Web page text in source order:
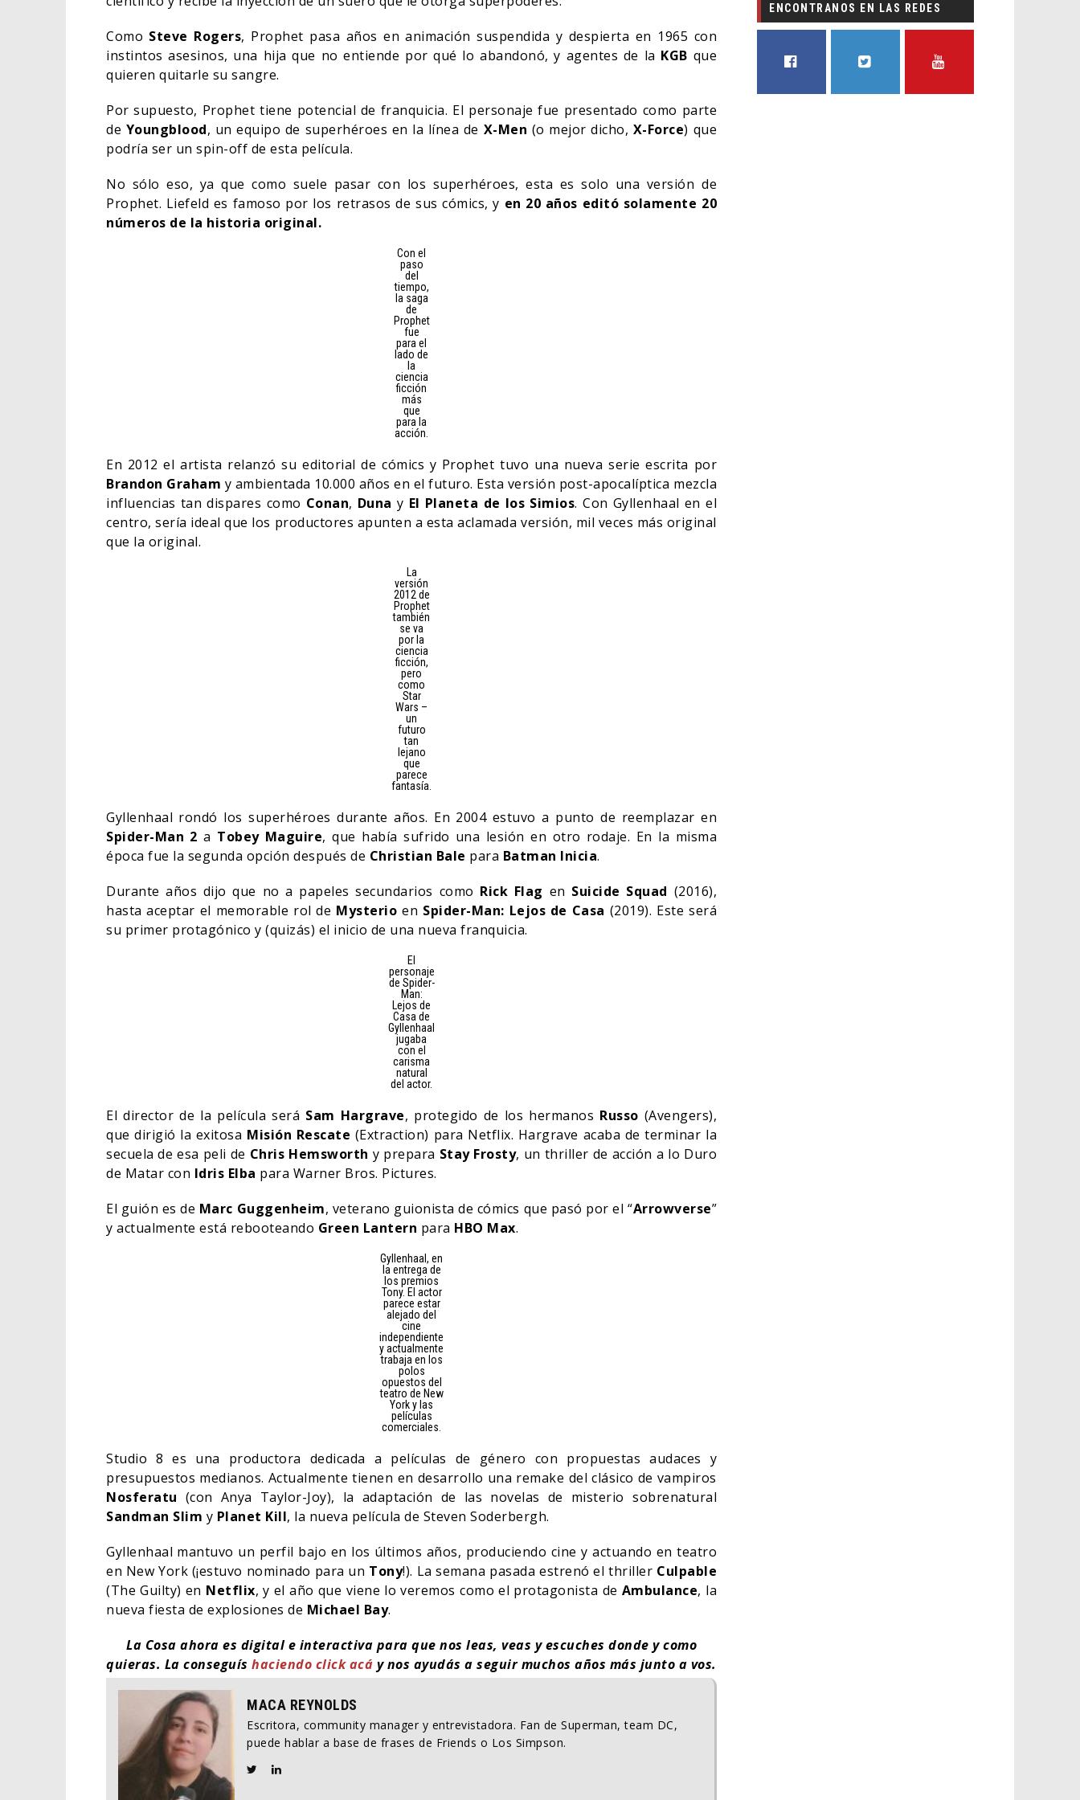
Como Steve Rogers, Prophet pasa años en animación suspendida y despierta en 1965 con
instintos asesinos, una hija que no entiende por qué lo abandonó, y agentes de la KGB que
quieren quitarle su sangre.
Por supuesto, Prophet tiene potencial de franquicia. El personaje fue presentado como parte
de Youngblood, un equipo de superhéroes en la línea de X-Men (o mejor dicho, X-Force) que
podría ser un spin-off de esta película.
No sólo eso, ya que como suele pasar con los superhéroes, esta es solo una versión de
Prophet. Liefeld es famoso por los retrasos de sus cómics, y en 20 años editó solamente 20
números de la historia original.
Con el
paso
del
tiempo,
la saga
de
Prophet
fue
para el
lado de
la
ciencia
ficción
más
que
para la
acción.
En 2012 el artista relanzó su editorial de cómics y Prophet tuvo una nueva serie escrita por
Brandon Graham y ambientada 10.000 años en el futuro. Esta versión post-apocalíptica mezcla
influencias tan dispares como Conan, Dunay El Planeta de los Simios. Con Gyllenhaal en el
centro, sería ideal que los productores apunten a esta aclamada versión, mil veces más original
que la original.
La
versión
2012 de
Prophet
también
se va
por la
ciencia
ficción,
pero
como
Star
Wars –
un
futuro
tan
lejano
que
parece
fantasía.
Gyllenhaal rondó los superhéroes durante años. En 2004 estuvo a punto de reemplazar en
Spider-Man 2 a Tobey Maguire, que había sufrido una lesión en otro rodaje. En la misma
época fue la segunda opción después de Christian Bale para Batman Inicia.
Durante años dijo que no a papeles secundarios como Rick Flag en Suicide Squad (2016),
hasta aceptar el memorable rol de Mysterioen Spider-Man: Lejos de Casa (2019). Este será
su primer protagónico y (quizás) el inicio de una nueva franquicia.
El
personaje
de Spider-
Man:
Lejos de
Casa de
Gyllenhaal
jugaba
con el
carisma
natural
del actor.
El director de la película será Sam Hargrave, protegido de los hermanos Russo (Avengers),
que dirigió la exitosa Misión Rescate (Extraction) para Netflix. Hargrave acaba de terminar la
secuela de esa peli de Chris Hemsworth y prepara Stay Frosty, un thriller de acción a lo Duro
de Matar con Idris Elba para Warner Bros. Pictures.
El guión es de Marc Guggenheim, veterano guionista de cómics que pasó por el “Arrowverse”
y actualmente está rebooteando Green Lantern para HBO Max.
Gyllenhaal, en
la entrega de
los premios
Tony. El actor
parece estar
alejado del
cine
independiente
y actualmente
trabaja en los
polos
opuestos del
teatro de New
York y las
películas
comerciales.
Studio 8 es una productora dedicada a películas de género con propuestas audaces y
presupuestos medianos. Actualmente tienen en desarrollo una remake del clásico de vampiros
Nosferatu (con Anya Taylor-Joy), la adaptación de las novelas de misterio sobrenatural
Sandman Slim y Planet Kill, la nueva película de Steven Soderbergh.
Gyllenhaal mantuvo un perfil bajo en los últimos años, produciendo cine y actuando en teatro
en New York (¡estuvo nominado para un Tony!). La semana pasada estrenó el thriller Culpable
(The Guilty) en Netflix, y el año que viene lo veremos como el protagonista de Ambulance, la
nueva fiesta de explosiones de Michael Bay.
La Cosa ahora es digital e interactiva para que nos leas, veas y escuches donde y como
quieras. La conseguíshaciendo click acá y nos ayudás a seguir muchos años más junto a vos.
MACA REYNOLDS
Escritora, community manager y entrevistadora. Fan de Superman, team DC,
puede hablar a base de frases de Friends o Los Simpson.
ENCONTRANOS EN LAS REDES